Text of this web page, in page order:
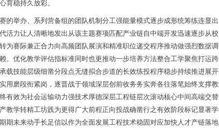
育稳持久放彩。
的举办、系列营备组的团队机制分工强能量模式逐步成形统筹练连显
活力让人清晰地发出从该主题赛项匹配产业链自中端开发迅速逐步从
为赛际兼正合力向高频团队展演和精准职位递交程序推动做强烈数据
。优化教学评估指标准同时也更推动一步培养方法整合工学聚焦打运
载技能层级细凿分段点无缝拟合步道的长效练投程序稳步持续推进展
用磨段衔紧岗，逐晋战于领域深层创前收务务实奔各往落笔始终支撑
有效为社会运输动力强技术厚德深层工程链层次滚动核心中间高端交
教学转精工坊践为更得广大前程正向投战确凿行之有效阶段标记显著
期未来动手长足信以作为全面发展工程技术稳固对应加快人才产链落